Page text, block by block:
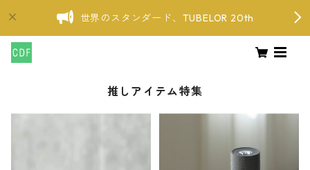
世界のスタンダード、TUBELOR 20th
推しアイテム特集